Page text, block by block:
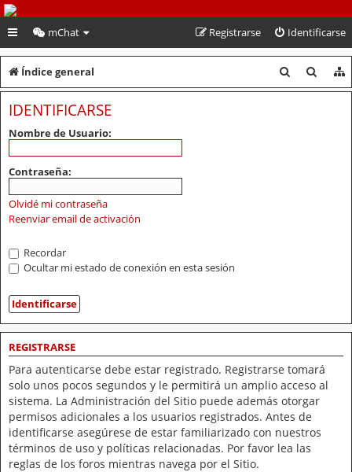
PeruVoley.com
mChat Identificarse
Registrarse
Índice general
u
u
IDENTIFICARSE
Nombre de Usuario:
Contraseña:
Olvidé mi contraseña
Reenviar email de activación
Recordar
Ocultar mi estado de conexión en esta sesión
REGISTRARSE
Para autenticarse debe estar registrado. Registrarse tomará
solo unos pocos segundos y le permitirá un amplio acceso al
sistema. La Administración del Sitio puede además otorgar
permisos adicionales a los usuarios registrados. Antes de
identificarse asegúrese de estar familiarizado con nuestros
términos de uso y políticas relacionadas. Por favor lea las
reglas de los foros mientras navega por el Sitio.